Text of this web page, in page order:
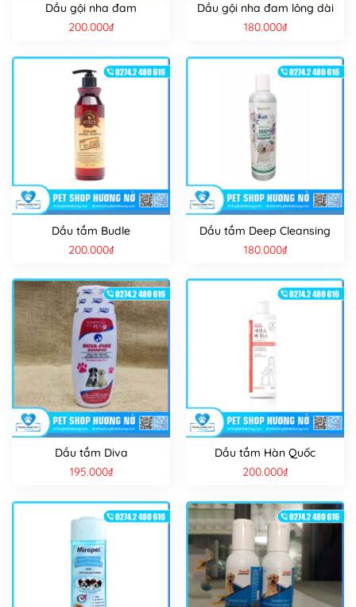
Dầu gội nha đam
200.000₫
Dầu gội nha đam lông dài
180.000₫
Dầu tắm Budle
200.000₫
Dầu tắm Deep Cleansing
180.000₫
Dầu tắm Diva
195.000₫
Dầu tắm Hàn Quốc
200.000₫